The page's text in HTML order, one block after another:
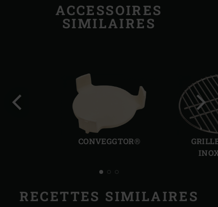
ACCESSOIRES
SIMILAIRES
CONVEGGTOR®
RECETTES SIMILAIRES